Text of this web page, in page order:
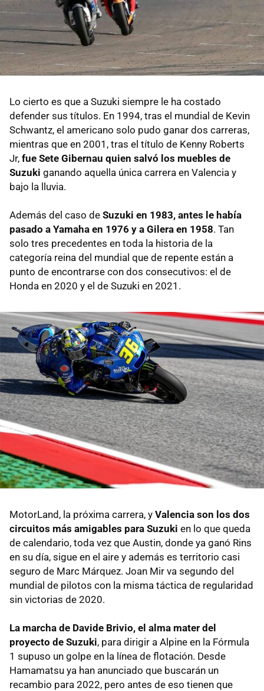
Lo cierto es que a Suzuki siempre le ha costado
defender sus títulos. En 1994, tras el mundial de Kevin
Schwantz, el americano solo pudo ganar dos carreras,
mientras que en 2001, tras el título de Kenny Roberts
Jr, fue Sete Gibernau quien salvó los muebles de
Suzuki ganando aquella única carrera en Valencia y
bajo la lluvia.
Además del caso de Suzuki en 1983, antes le había
pasado a Yamaha en 1976 y a Gilera en 1958. Tan
solo tres precedentes en toda la historia de la
categoría reina del mundial que de repente están a
punto de encontrarse con dos consecutivos: el de
Honda en 2020 y el de Suzuki en 2021.
MotorLand, la próxima carrera, y Valencia son los dos
circuitos más amigables para Suzuki en lo que queda
de calendario, toda vez que Austin, donde ya ganó Rins
en su día, sigue en el aire y además es territorio casi
seguro de Marc Márquez. Joan Mir va segundo del
mundial de pilotos con la misma táctica de regularidad
sin victorias de 2020.
La marcha de Davide Brivio, el alma mater del
proyecto de Suzuki, para dirigir a Alpine en la Fórmula
1 supuso un golpe en la línea de flotación. Desde
Hamamatsu ya han anunciado que buscarán un
recambio para 2022, pero antes de eso tienen que